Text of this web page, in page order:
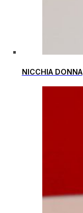
NICCHIA DONNA